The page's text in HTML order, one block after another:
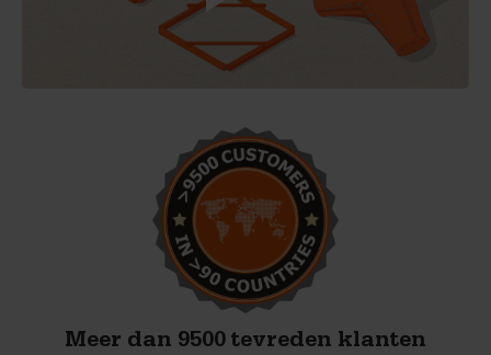
Meer dan 9500 tevreden klanten